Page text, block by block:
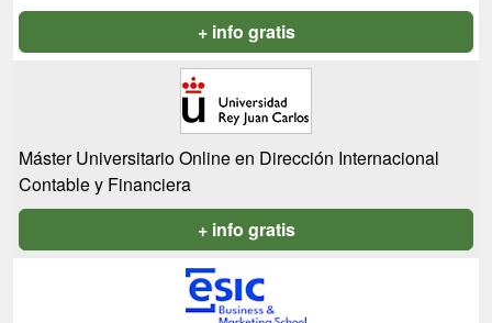
+ info gratis
Máster Universitario Online en Dirección Internacional
Contable y Financiera
+ info gratis